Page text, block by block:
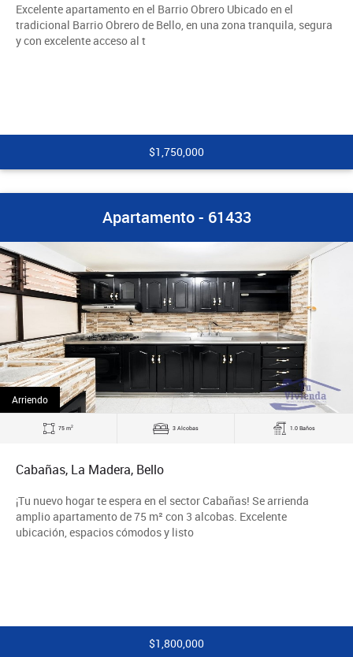
Excelente apartamento en el Barrio Obrero Ubicado en el
tradicional Barrio Obrero de Bello, en una zona tranquila, segura
y con excelente acceso al t
$1,750,000
Apartamento - 61433
Arriendo
75 m2 3 Alcobas 1.0 Baños
Cabañas, La Madera, Bello
¡Tu nuevo hogar te espera en el sector Cabañas! Se arrienda
amplio apartamento de 75 m² con 3 alcobas. Excelente
ubicación, espacios cómodos y listo
$1,800,000